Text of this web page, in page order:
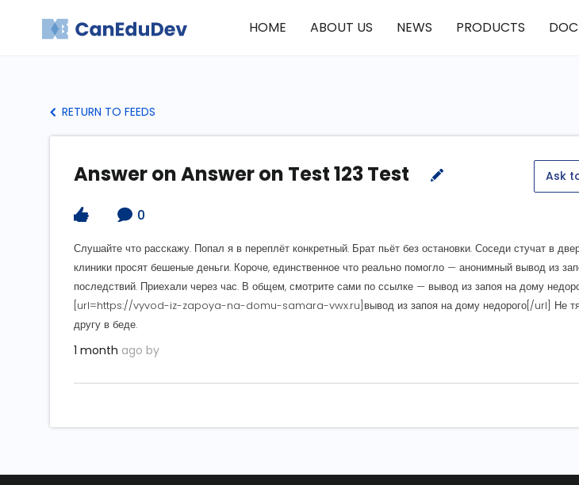
HOME ABOUT US NEWS PRODUCTS
RETURN TO FEEDS
Answer on Answer on Test 123 Test Ask
0
Слушайте что расскажу. Попал я в переплёт конкретный. Брат пьёт без остановки. Соседи стучат в
клиники просят бешеные деньги. Короче, единственное что реально помогло — анонимный вывод из
последствий. Приехали через час. В общем, смотрите сами по ссылке — вывод из запоя на дому
[url=https://vyvod-iz-zapoya-na-domu-samara-vwx.ru]вывод из запоя на дому недорого[/url] Не
другу в беде.
1 month ago by